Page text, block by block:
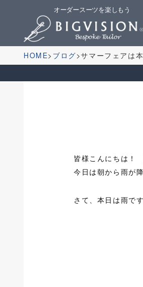
オーダースーツを楽しもう
HOME ブログ サマーフェアは
皆様こんにちは！
今日は朝から雨が
さて、本日は雨で